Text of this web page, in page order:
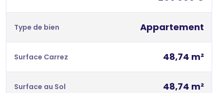
Type de bien Appartement
Surface Carrez 48,74 m²
Surface au Sol 48,74 m²